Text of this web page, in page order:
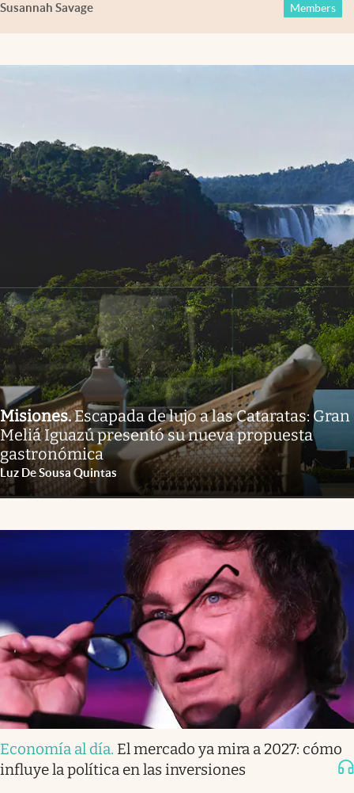
Susannah Savage Members
Misiones.Escapada de lujo a las Cataratas: Gran
Meliá Iguazú presentó su nueva propuesta
gastronómica
Luz De Sousa Quintas
Economía al día. El mercado ya mira a 2027: cómo
influye la política en las inversiones